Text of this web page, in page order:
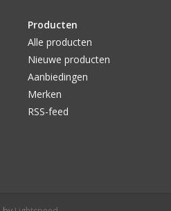
Producten
Alle producten
Nieuwe producten
Aanbiedingen
Merken
RSS-feed